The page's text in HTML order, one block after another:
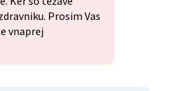
Prosim Vas
vnaprej